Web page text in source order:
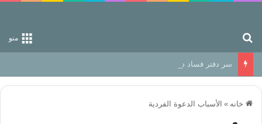
منو
سر دفتر فساد در زمین‌، دوری وکناره‌گیری از راه خداست‌!
خانه » الأسباب الدعوة الفردية